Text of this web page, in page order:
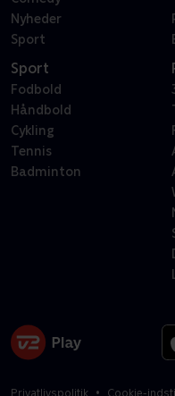
Nyheder
Sport
Sport
Fodbold
Håndbold
Cykling
Tennis
Badminton
Privatlivspolitik Cookie-